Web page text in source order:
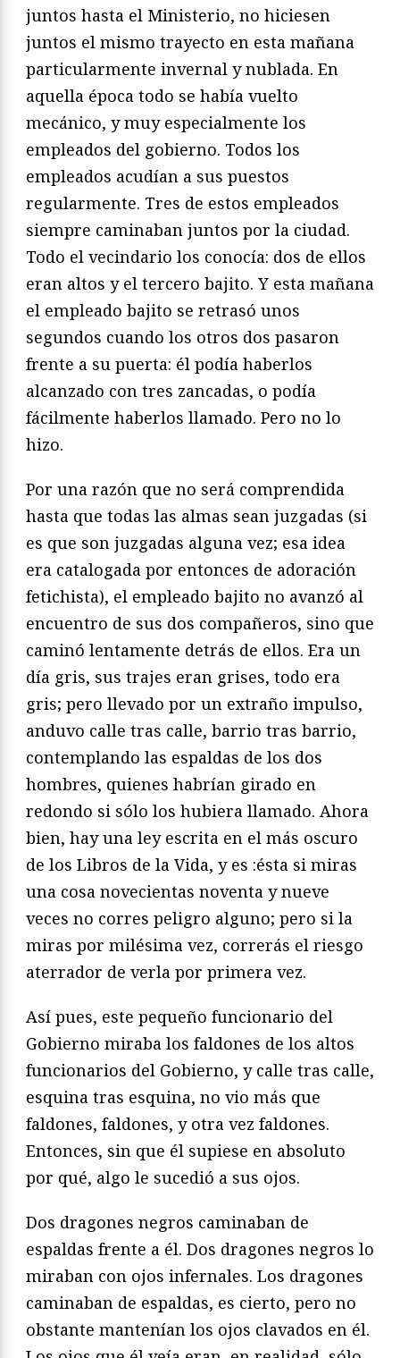
juntos hasta el Ministerio, no hiciesen
juntos el mismo trayecto en esta mañana
particularmente invernal y nublada. En
aquella época todo se había vuelto
mecánico, y muy especialmente los
empleados del gobierno. Todos los
empleados acudían a sus puestos
regularmente. Tres de estos empleados
siempre caminaban juntos por la ciudad.
Todo el vecindario los conocía: dos de ellos
eran altos y el tercero bajito. Y esta mañana
el empleado bajito se retrasó unos
segundos cuando los otros dos pasaron
frente a su puerta: él podía haberlos
alcanzado con tres zancadas, o podía
fácilmente haberlos llamado. Pero no lo
hizo.
Por una razón que no será comprendida
hasta que todas las almas sean juzgadas (si
es que son juzgadas alguna vez; esa idea
era catalogada por entonces de adoración
fetichista), el empleado bajito no avanzó al
encuentro de sus dos compañeros, sino que
caminó lentamente detrás de ellos. Era un
día gris, sus trajes eran grises, todo era
gris; pero llevado por un extraño impulso,
anduvo calle tras calle, barrio tras barrio,
contemplando las espaldas de los dos
hombres, quienes habrían girado en
redondo si sólo los hubiera llamado. Ahora
bien, hay una ley escrita en el más oscuro
de los Libros de la Vida, y es :ésta si miras
una cosa novecientas noventa y nueve
veces no corres peligro alguno; pero si la
miras por milésima vez, correrás el riesgo
aterrador de verla por primera vez.
Así pues, este pequeño funcionario del
Gobierno miraba los faldones de los altos
funcionarios del Gobierno, y calle tras calle,
esquina tras esquina, no vio más que
faldones, faldones, y otra vez faldones.
Entonces, sin que él supiese en absoluto
por qué, algo le sucedió a sus ojos.
Dos dragones negros caminaban de
espaldas frente a él. Dos dragones negros lo
miraban con ojos infernales. Los dragones
caminaban de espaldas, es cierto, pero no
obstante mantenían los ojos clavados en él.